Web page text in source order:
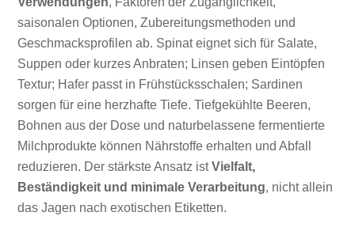
saisonalen Optionen, Zubereitungsmethoden und
Geschmacksprofilen ab. Spinat eignet sich für Salate,
Suppen oder kurzes Anbraten; Linsen geben Eintöpfen
Textur; Hafer passt in Frühstücksschalen; Sardinen
sorgen für eine herzhafte Tiefe. Tiefgekühlte Beeren,
Bohnen aus der Dose und naturbelassene fermentierte
Milchprodukte können Nährstoffe erhalten und Abfall
reduzieren. Der stärkste Ansatz istVielfalt,
Beständigkeit und minimale Verarbeitung, nicht allein
das Jagen nach exotischen Etiketten.